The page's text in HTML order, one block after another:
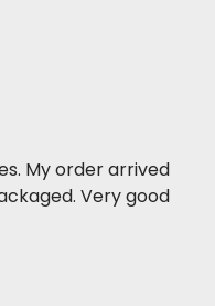
My order arrived
Very good